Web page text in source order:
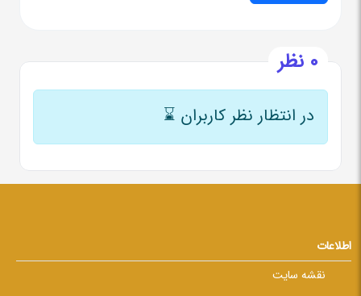
0 نظر
در انتظار نظر کاربران ⌛
اطلاعات
نقشه سایت